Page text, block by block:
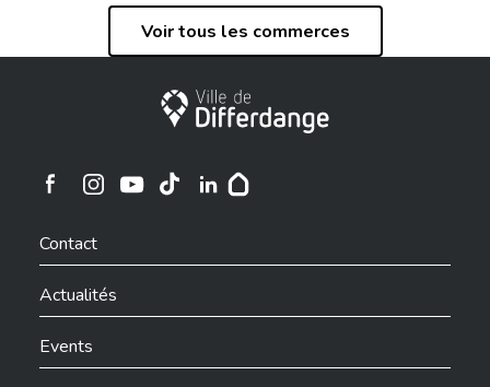
Voir tous les commerces
Ville de Differdange
Ville de Differdange sur Instagram
Contact
Actualités
Events